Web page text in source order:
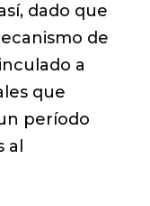
dado que
de
a
que
período